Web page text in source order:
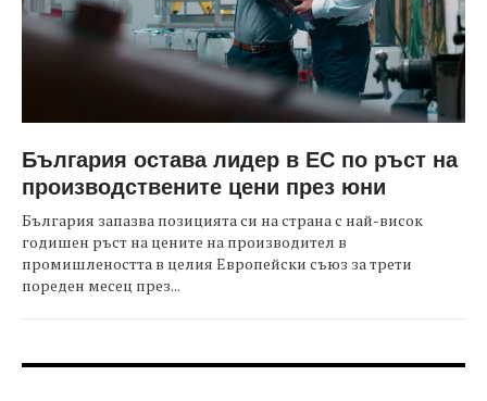
България остава лидер в ЕС по ръст на
производствените цени през юни
България запазва позицията си на страна с най-висок
годишен ръст на цените на производител в
промишлеността в целия Европейски съюз за трети
пореден месец през...